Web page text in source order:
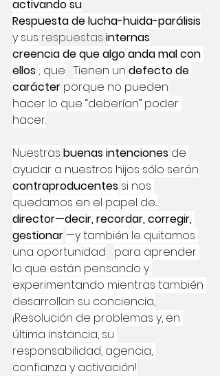
activando su
Respuesta de lucha-huida-parálisis
y sus respuestas internas
creencia de que algo anda mal con
ellos ; que Tienen un defecto de
carácter porque no pueden
hacer lo que “deberían” poder
hacer.
Nuestras buenas intenciones de
ayudar a nuestros hijos sólo serán
contraproducentes si nos
quedamos en el papel de...
director—decir, recordar, corregir,
gestionar—y también le quitamos
una oportunidad
para aprender
lo que están pensando y
experimentando mientras también
desarrollan su conciencia,
¡Resolución de problemas y, en
última instancia, su
responsabilidad, agencia,
confianza y activación!